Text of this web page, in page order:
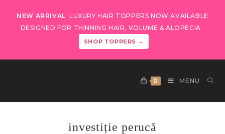
NEW ARRIVAL LUXURY HAIR TOPPERS NOW AVAILABLE
DESIGNED FOR THINNING HAIR, VOLUME & ALOPECIA
SHOP TOPPERS →
0 MENU
investiție perucă